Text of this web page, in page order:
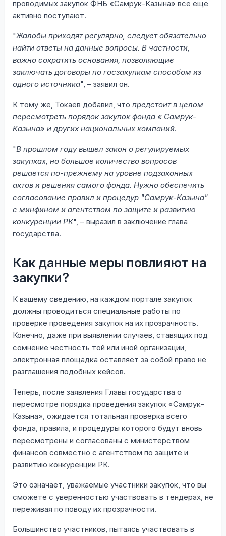
проводимых закупок ФНБ «Самрук-Казына» все еще
активно поступают.
"Жалобы приходят регулярно, следует обязательно
найти ответы на данные вопросы. В частности,
важно сократить основания, позволяющие
заключать договоры по госзакупкам способом из
одного источника", – заявил он.
К тому же, Токаев добавил, что предстоит в целом
пересмотреть порядок закупок фонда « Самрук-
Казына» и других национальных компаний.
"В прошлом году вышел закон о регулируемых
закупках, но большое количество вопросов
решается по-прежнему на уровне подзаконных
актов и решения самого фонда. Нужно обеспечить
согласование правил и процедур "Самрук-Казына"
с минфином и агентством по защите и развитию
конкуренции РК", – выразил в заключение глава
государства.
Как данные меры повлияют на
закупки?
К вашему сведению, на каждом портале закупок
должны проводиться специальные работы по
проверке проведения закупок на их прозрачность.
Конечно, даже при выявлении случаев, ставящих под
сомнение честность той или иной организации,
электронная площадка оставляет за собой право не
разглашения подобных кейсов.
Теперь, после заявления Главы государства о
пересмотре порядка проведения закупок «Самрук-
Казына», ожидается тотальная проверка всего
фонда, правила, и процедуры которого будут вновь
пересмотрены и согласованы с министерством
финансов совместно с агентством по защите и
развитию конкуренции РК.
Это означает, уважаемые участники закупок, что вы
сможете с уверенностью участвовать в тендерах, не
переживая по поводу их прозрачности.
Большинство участников, пытаясь участвовать в